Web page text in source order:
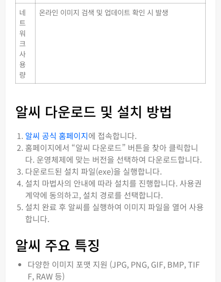
네
트
워
크
사
용
량
온라인 이미지 검색 및 업데이트 확인 시 발생
알씨 다운로드 및 설치 방법
알씨 공식 홈페이지에 접속합니다.
홈페이지에서 “알씨 다운로드” 버튼을 찾아 클릭합니
다. 운영체제에 맞는 버전을 선택하여 다운로드합니다.
다운로드된 설치 파일(exe)을 실행합니다.
설치 마법사의 안내에 따라 설치를 진행합니다. 사용권
계약에 동의하고, 설치 경로를 선택합니다.
설치 완료 후 알씨를 실행하여 이미지 파일을 열어 사용
합니다.
알씨 주요 특징
다양한 이미지 포맷 지원 (JPG, PNG, GIF, BMP, TIF
F, RAW 등)